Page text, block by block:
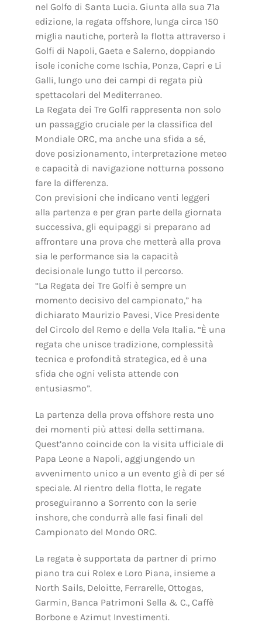
nel Golfo di Santa Lucia. Giunta alla sua 71ª
edizione, la regata offshore, lunga circa 150
miglia nautiche, porterà la flotta attraverso i
Golfi di Napoli, Gaeta e Salerno, doppiando
isole iconiche come Ischia, Ponza, Capri e Li
Galli, lungo uno dei campi di regata più
spettacolari del Mediterraneo.
La Regata dei Tre Golfi rappresenta non solo
un passaggio cruciale per la classifica del
Mondiale ORC, ma anche una sfida a sé,
dove posizionamento, interpretazione meteo
e capacità di navigazione notturna possono
fare la differenza.
Con previsioni che indicano venti leggeri
alla partenza e per gran parte della giornata
successiva, gli equipaggi si preparano ad
affrontare una prova che metterà alla prova
sia le performance sia la capacità
decisionale lungo tutto il percorso.
“La Regata dei Tre Golfi è sempre un
momento decisivo del campionato,” ha
dichiarato Maurizio Pavesi, Vice Presidente
del Circolo del Remo e della Vela Italia. “È una
regata che unisce tradizione, complessità
tecnica e profondità strategica, ed è una
sfida che ogni velista attende con
entusiasmo”.
La partenza della prova offshore resta uno
dei momenti più attesi della settimana.
Quest’anno coincide con la visita ufficiale di
Papa Leone a Napoli, aggiungendo un
avvenimento unico a un evento già di per sé
speciale. Al rientro della flotta, le regate
proseguiranno a Sorrento con la serie
inshore, che condurrà alle fasi finali del
Campionato del Mondo ORC.
La regata è supportata da partner di primo
piano tra cui Rolex e Loro Piana, insieme a
North Sails, Deloitte, Ferrarelle, Ottogas,
Garmin, Banca Patrimoni Sella & C., Caffè
Borbone e Azimut Investimenti.